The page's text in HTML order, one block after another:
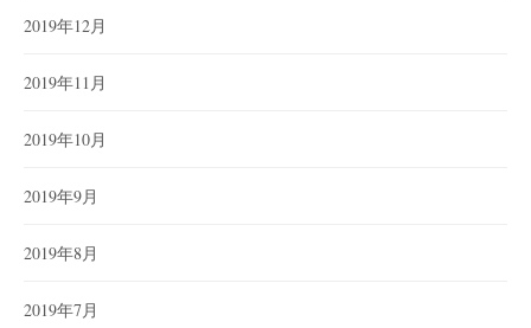
2019年12月
2019年11月
2019年10月
2019年9月
2019年8月
2019年7月